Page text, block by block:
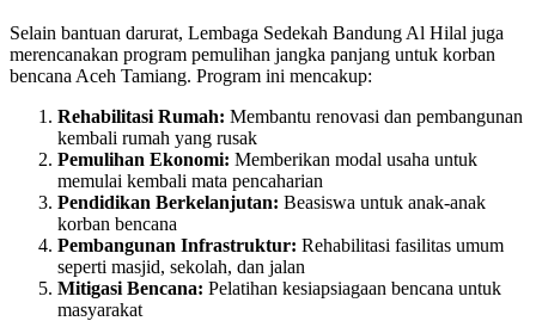
Selain bantuan darurat, Lembaga Sedekah Bandung Al Hilal juga
merencanakan program pemulihan jangka panjang untuk korban
bencana Aceh Tamiang. Program ini mencakup:
Rehabilitasi Rumah: Membantu renovasi dan pembangunan
kembali rumah yang rusak
Pemulihan Ekonomi: Memberikan modal usaha untuk
memulai kembali mata pencaharian
Pendidikan Berkelanjutan: Beasiswa untuk anak-anak
korban bencana
Pembangunan Infrastruktur: Rehabilitasi fasilitas umum
seperti masjid, sekolah, dan jalan
Mitigasi Bencana: Pelatihan kesiapsiagaan bencana untuk
masyarakat